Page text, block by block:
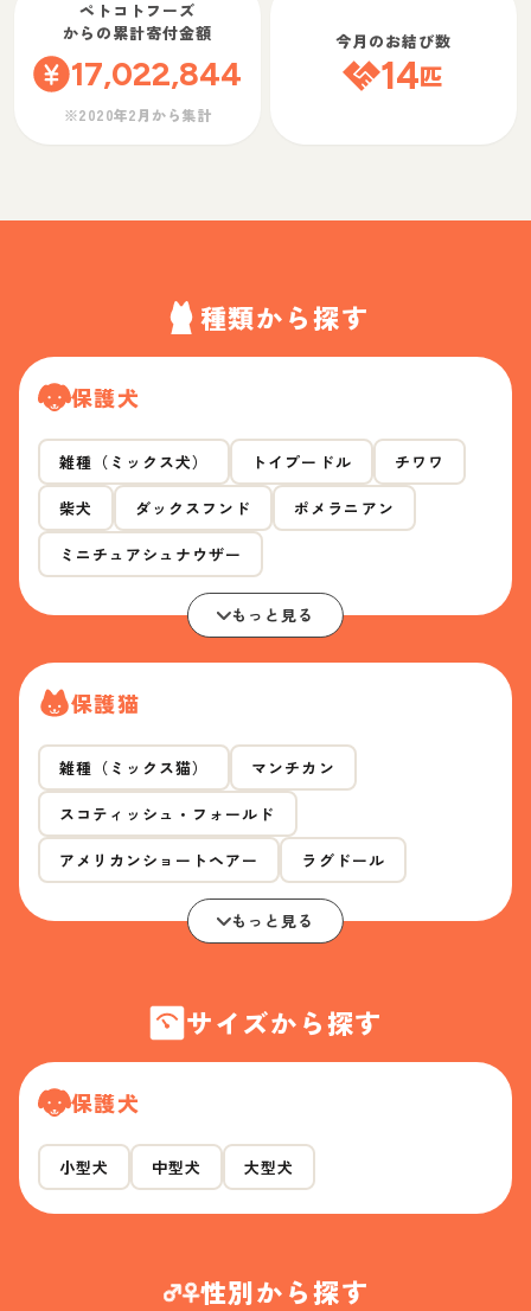
ペトコトフーズ
からの累計寄付金額
17,022,844
※2020年2月から集計
今月のお結び数
14匹
種類から探す
保護犬
雑種（ミックス犬） トイプードル チワワ
柴犬 ダックスフンド ポメラニアン
ミニチュアシュナウザー
もっと見る
保護猫
雑種（ミックス猫） マンチカン
スコティッシュ・フォールド
アメリカンショートヘアー ラグドール
もっと見る
サイズから探す
保護犬
小型犬 中型犬 大型犬
性別から探す